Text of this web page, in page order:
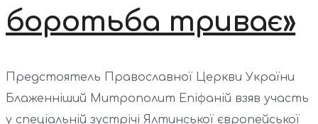
боротьба триває»
Предстоятель Православної Церкви України
Блаженніший Митрополит Епіфаній взяв участь
у спеціальній зустрічі Ялтинської європейської